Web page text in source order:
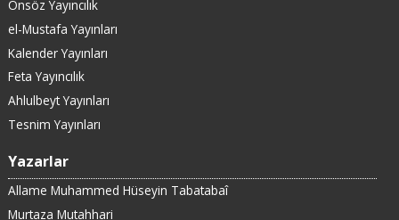
Önsöz Yayıncılık
el-Mustafa Yayınları
Kalender Yayınları
Feta Yayıncılık
Ahlulbeyt Yayınları
Tesnim Yayınları
Yazarlar
Allame Muhammed Hüseyin Tabatabaî
Murtaza Mutahhari